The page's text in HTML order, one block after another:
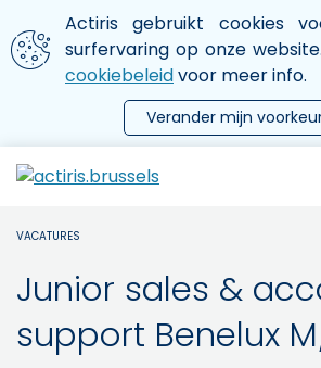
Aller au contenu principal
We gebruiken cookies
Actiris gebruikt cookies
surfervaring op onze
cookiebeleidvoor meer info.
Verander mijn
le menu
VACATURES
Junior sales &
support Benelux